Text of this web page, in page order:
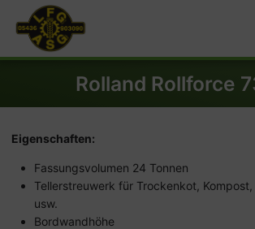
Rolland Rollforce
Eigenschaften:
Fassungsvolumen 24 Tonnen
Tellerstreuwerk für Trockenkot, Kompost,
usw.
Bordwandhöhe